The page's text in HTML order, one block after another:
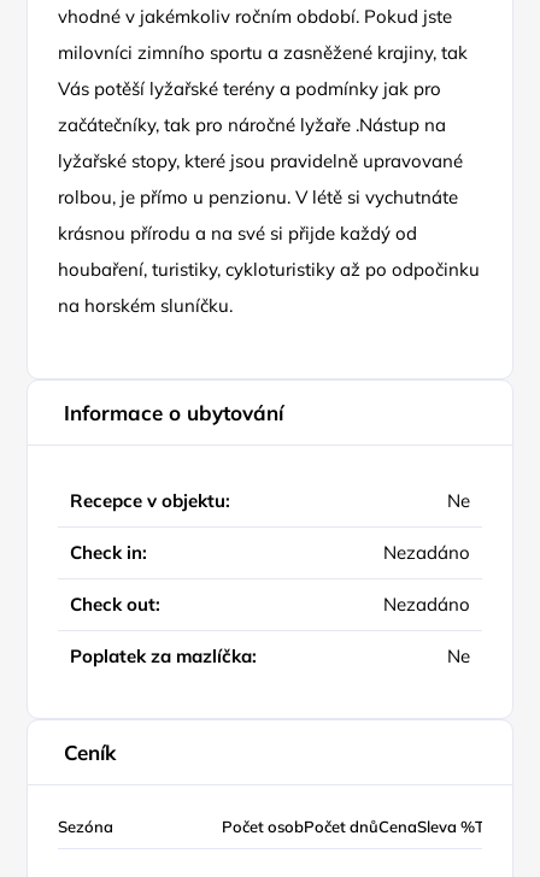
vhodné v jakémkoliv ročním období. Pokud jste
milovníci zimního sportu a zasněžené krajiny, tak
Vás potěší lyžařské terény a podmínky jak pro
začátečníky, tak pro náročné lyžaře .Nástup na
lyžařské stopy, které jsou pravidelně upravované
rolbou, je přímo u penzionu. V létě si vychutnáte
krásnou přírodu a na své si přijde každý od
houbaření, turistiky, cykloturistiky až po odpočinku
na horském sluníčku.
Informace o ubytování
Recepce v objektu: Ne
Check in: Nezadáno
Check out: Nezadáno
Poplatek za mazlíčka: Ne
Ceník
Sezóna Počet osobPočet dnůCenaSleva %Typ ceny